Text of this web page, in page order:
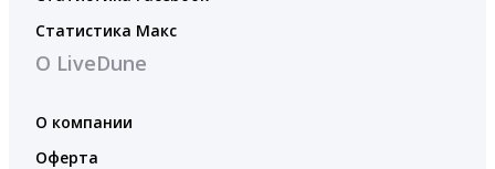
Статистика Макс
О LiveDune
О компании
Оферта